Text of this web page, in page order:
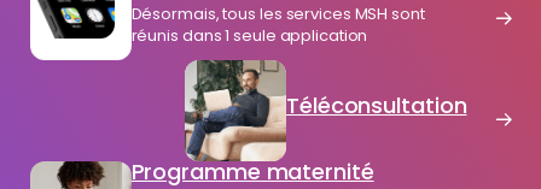
Désormais, tous les services MSH sont
réunis dans 1 seule application
Téléconsultation
Programme maternité